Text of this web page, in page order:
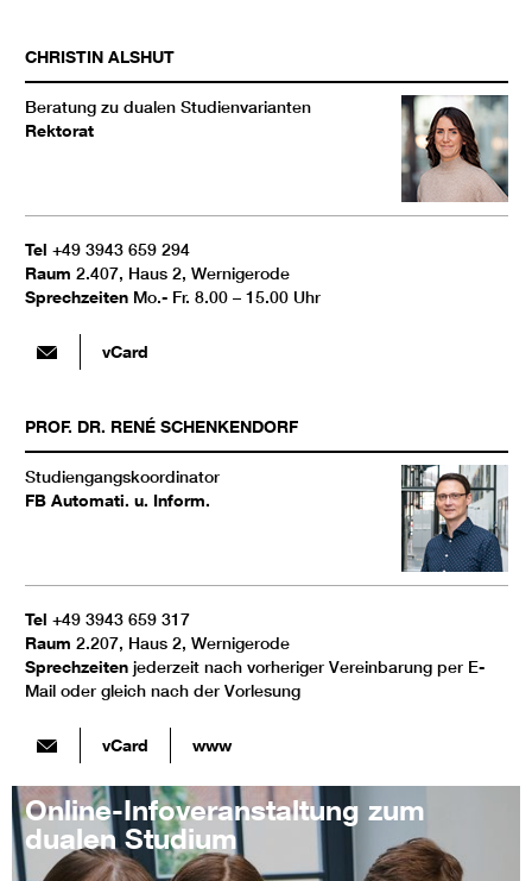
CHRISTIN ALSHUT
Beratung zu dualen Studienvarianten
Rektorat
Tel +49 3943 659 294
Raum 2.407, Haus 2, Wernigerode
Sprechzeiten Mo.- Fr. 8.00 – 15.00 Uhr
vCard
PROF. DR. RENÉ SCHENKENDORF
Studiengangskoordinator
FB Automati. u. Inform.
Tel +49 3943 659 317
Raum 2.207, Haus 2, Wernigerode
Sprechzeiten jederzeit nach vorheriger Vereinbarung per E-
Mail oder gleich nach der Vorlesung
vCard www
Online-Infoveranstaltung zum
dualen Studium